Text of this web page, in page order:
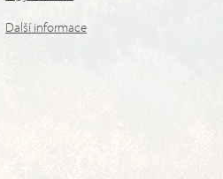
Další informace